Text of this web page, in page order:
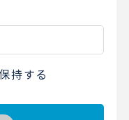
持する